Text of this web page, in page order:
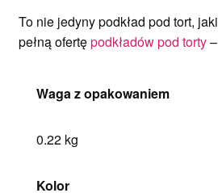
To nie jedyny podkład pod tort,
pełną ofertępodkładów pod torty–
Waga z opakowaniem
0.22 kg
Kolor